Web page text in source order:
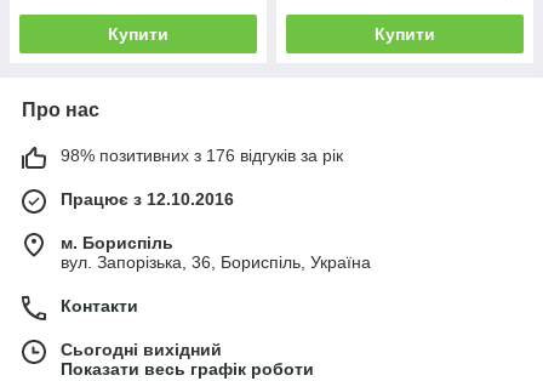
Купити Купити
Про нас
98% позитивних з 176 відгуків за рік
Працює з 12.10.2016
м. Бориспіль
вул. Запорізька, 36, Бориспіль, Україна
Контакти
Сьогодні вихідний
Показати весь графік роботи